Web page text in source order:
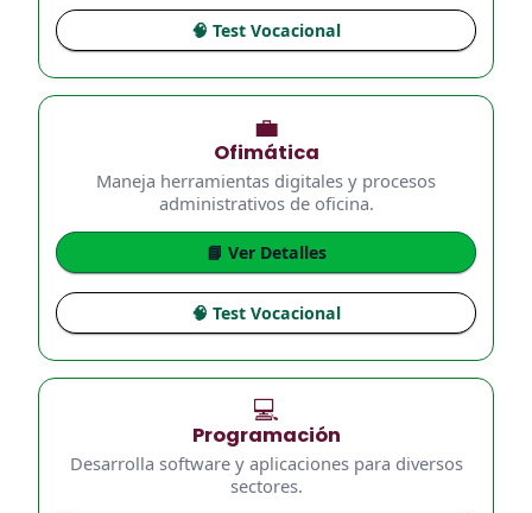
🧠 Test Vocacional
💼
Ofimática
Maneja herramientas digitales y procesos
administrativos de oficina.
📘 Ver Detalles
🧠 Test Vocacional
💻
Programación
Desarrolla software y aplicaciones para diversos
sectores.